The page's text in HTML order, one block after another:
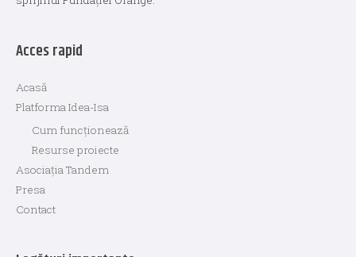
Acces rapid
Acasă
Platforma Idea-Isa
Cum funcționează
Resurse proiecte
Asociația Tandem
Presa
Contact